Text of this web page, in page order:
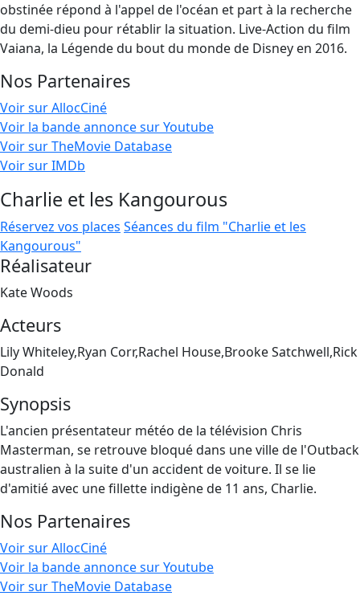
obstinée répond à l'appel de l'océan et part à la recherche
du demi-dieu pour rétablir la situation. Live-Action du film
Vaiana, la Légende du bout du monde de Disney en 2016.
Nos Partenaires
Voir sur AllocCiné
Voir la bande annonce sur Youtube
Voir sur TheMovie Database
Voir sur IMDb
Charlie et les Kangourous
Réservez vos places Séances du film "Charlie et les
Kangourous"
Réalisateur
Kate Woods
Acteurs
Lily Whiteley,Ryan Corr,Rachel House,Brooke Satchwell,Rick
Donald
Synopsis
L'ancien présentateur météo de la télévision Chris
Masterman, se retrouve bloqué dans une ville de l'Outback
australien à la suite d'un accident de voiture. Il se lie
d'amitié avec une fillette indigène de 11 ans, Charlie.
Nos Partenaires
Voir sur AllocCiné
Voir la bande annonce sur Youtube
Voir sur TheMovie Database